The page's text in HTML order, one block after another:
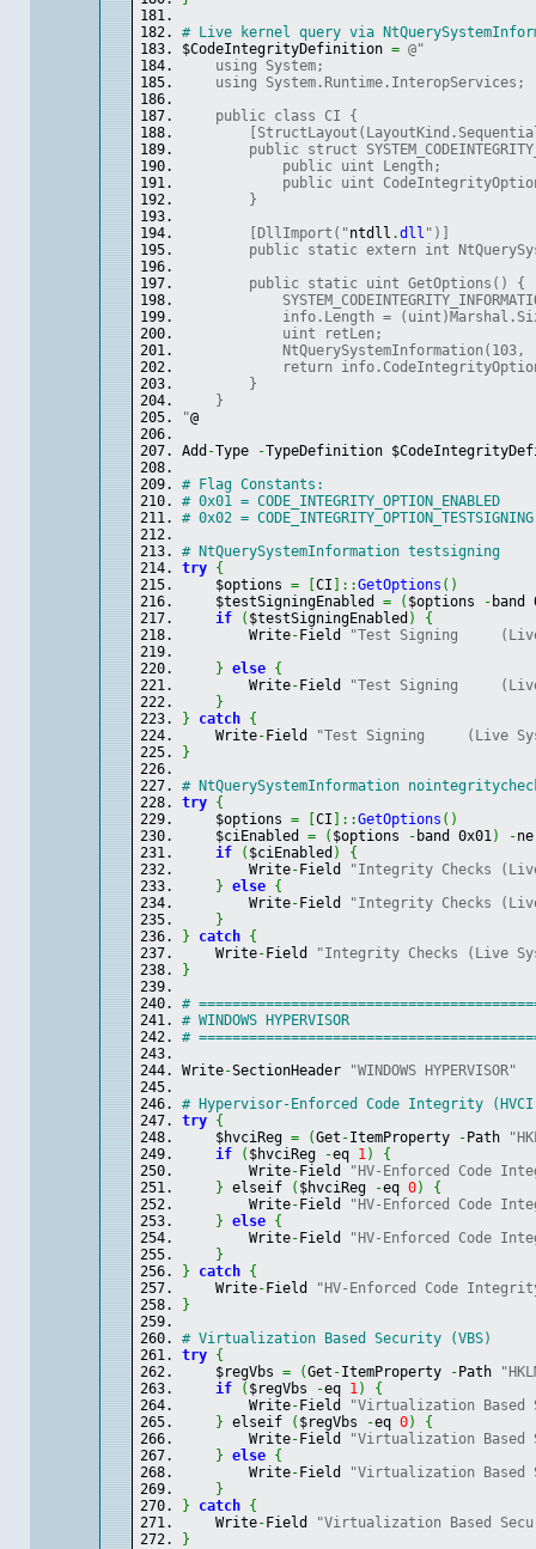
# Live kernel query via
$CodeIntegrityDefinition = @"
using System;
using System.Runtime.InteropServices;
public class CI {
public struct
public uint Length;
public uint
}
[DllImport("ntdll .dll ")]
public static extern int
public static uint GetOptions() {
SYSTEM_CODEINTEGRITY_INFORMATION
info.Length =
uint retLen;
NtQuerySystemInformation(103,
return
}
}
"@
Add -Type -TypeDefinition
# Flag Constants:
# 0x01 = CODE_INTEGRITY_OPTION_ENABLED
# 0x02 = CODE_INTEGRITY_OPTION_TESTSIGNING
# NtQuerySystemInformation testsigning
try {
$options = [CI ::GetOptions ( )
$testSigningEnabled = ( $options - band
if
( $testSigningEnabled )
{
Write- Field
"Test Signing
} else {
Write- Field
"Test Signing
}
}
catch {
Write- Field
"Test Signing     (Live
}
# NtQuerySystemInformation
try {
$options = [CI ::GetOptions ( )
$ciEnabled = ( $options - band 0x01) -
if
( $ciEnabled )
{
Write- Field
"Integrity Checks
} else {
Write- Field
"Integrity Checks
}
}
catch {
Write- Field
"Integrity Checks (Live
}
#
# WINDOWS HYPERVISOR
#
Write-SectionHeader
"WINDOWS HYPERVISOR"
# Hypervisor-Enforced Code Integrity
try {
$hvciReg = (Get -ItemProperty - Path
if
( $hvciReg -eq 1)
{
Write- Field
"HV-Enforced Code
} elseif ( $hvciReg -eq 0)
{
Write- Field
"HV-Enforced Code
} else {
Write- Field
"HV-Enforced Code
}
}
catch {
Write- Field
"HV-Enforced Code
}
# Virtualization Based Security (VBS)
try {
$regVbs = (Get -ItemProperty - Path
if
( $regVbs -eq 1)
{
Write- Field
"Virtualization Based
} elseif ( $regVbs -eq 0)
{
Write- Field
"Virtualization Based
} else {
Write- Field
"Virtualization Based
}
}
catch {
Write- Field
"Virtualization Based
}